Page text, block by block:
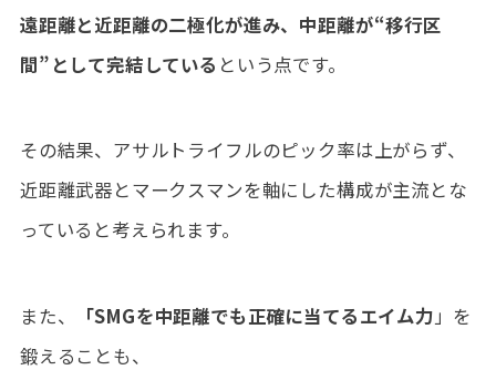
遠距離と近距離の二極化が進み、中距離が“移行区
間”として完結している という点です。
その結果、アサルトライフルのピック率は上がらず、
近距離武器とマークスマンを軸にした構成が主流とな
っていると考えられます。
また、 「SMGを中距離でも正確に当てるエイム力 」を
鍛えることも、